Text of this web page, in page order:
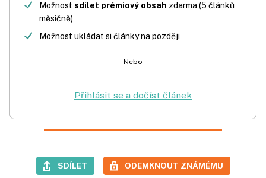
Možnost sdílet prémiový obsah zdarma (5 článků
měsíčně)
Možnost ukládat si články na později
Nebo
Přihlásit se a dočíst článek
SDÍLET ODEMKNOUT ZNÁMÉMU